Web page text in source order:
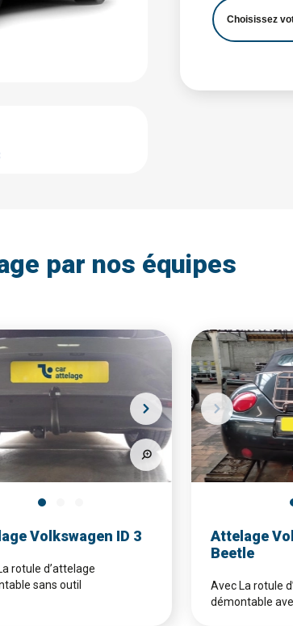
par nos équipes
Volkswagen ID 3
rotule d’attelage
sans outil
Attelage
Beetle
Avec La rotule
démontable